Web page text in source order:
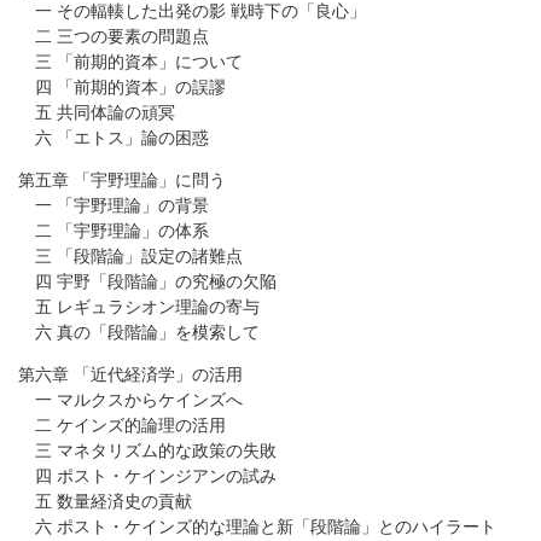
一 その輻輳した出発の影 戦時下の「良心」
二 三つの要素の問題点
三 「前期的資本」について
四 「前期的資本」の誤謬
五 共同体論の頑冥
六 「エトス」論の困惑
第五章 「宇野理論」に問う
一 「宇野理論」の背景
二 「宇野理論」の体系
三 「段階論」設定の諸難点
四 宇野「段階論」の究極の欠陥
五 レギュラシオン理論の寄与
六 真の「段階論」を模索して
第六章 「近代経済学」の活用
一 マルクスからケインズへ
二 ケインズ的論理の活用
三 マネタリズム的な政策の失敗
四 ポスト・ケインジアンの試み
五 数量経済史の貢献
六 ポスト・ケインズ的な理論と新「段階論」とのハイラート